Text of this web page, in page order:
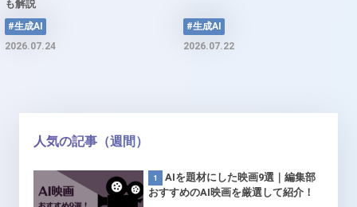
も解説
#生成AI
2026.07.24
#生成AI
2026.07.22
人気の記事（週間）
AIを題材にした映画9選｜編集部
おすすめのAI映画を厳選して紹介！